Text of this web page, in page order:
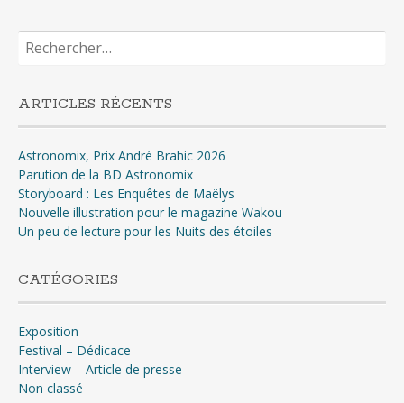
Rechercher :
ARTICLES RÉCENTS
Astronomix, Prix André Brahic 2026
Parution de la BD Astronomix
Storyboard : Les Enquêtes de Maëlys
Nouvelle illustration pour le magazine Wakou
Un peu de lecture pour les Nuits des étoiles
CATÉGORIES
Exposition
Festival – Dédicace
Interview – Article de presse
Non classé